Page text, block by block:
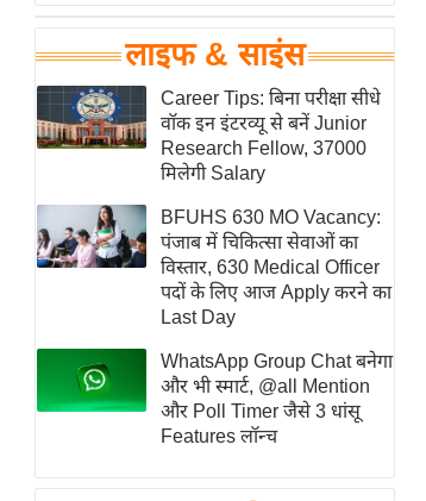
विश्लेषण
समसामयिक
मातृभूमि
स्तंभ
आर.
आई.
चाय पर
समीक्षा
धर्म
ज्योतिष
धर्मस्थल
लाइफ & साइंस
Career Tips: बिना परीक्षा सीधे
वॉक इन इंटरव्यू से बनें Junior
Research Fellow, 37000
मिलेगी Salary
BFUHS 630 MO Vacancy:
पंजाब में चिकित्सा सेवाओं का
विस्तार, 630 Medical Officer
पदों के लिए आज Apply करने का
Last Day
WhatsApp Group Chat बनेगा
और भी स्मार्ट, @all Mention
और Poll Timer जैसे 3 धांसू
Features लॉन्च